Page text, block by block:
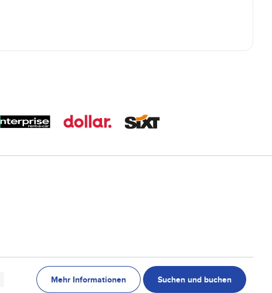
Mehr Informationen Suchen und buchen